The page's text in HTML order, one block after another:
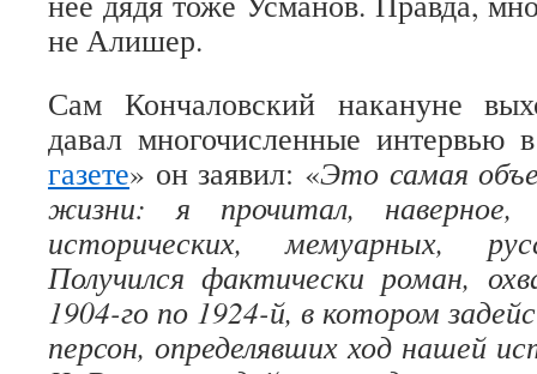
не Алишер.
Сам Кончаловский накануне
давал многочисленные
газете» он заявил: «Это самая
жизни: я прочитал,
исторических, мемуарных,
Получился фактически роман,
1904-го по 1924-й, в котором
персон, определявших ход нашей